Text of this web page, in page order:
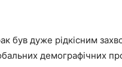
був дуже рідкісним
демографічних